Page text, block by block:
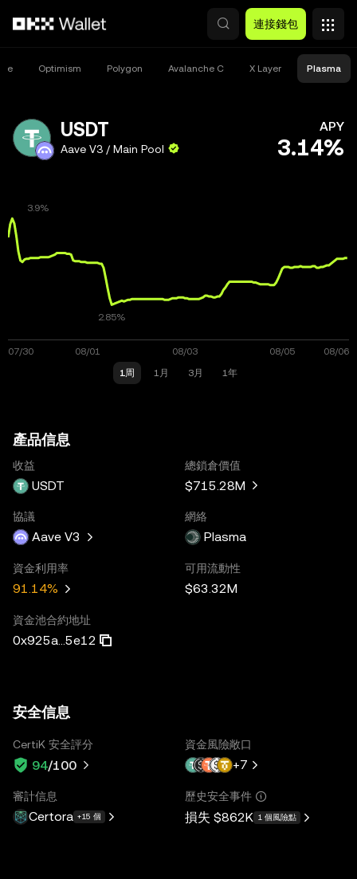
連接錢包
Optimism Polygon Avalanche C X Layer Plasma
USDT
Aave V3 / Main Pool
APY
3.14%
1周 1月 3月 1年
產品信息
收益
USDT
總鎖倉價值
$715.28M
協議
Aave V3
網絡
Plasma
資金利用率
91.14%
可用流動性
$63.32M
資金池合約地址
0x925a...5e12
安全信息
CertiK 安全評分
94/100
資金風險敞口
+7
審計信息
Certora +15 個
歷史安全事件
損失 $862K 1 個風險點